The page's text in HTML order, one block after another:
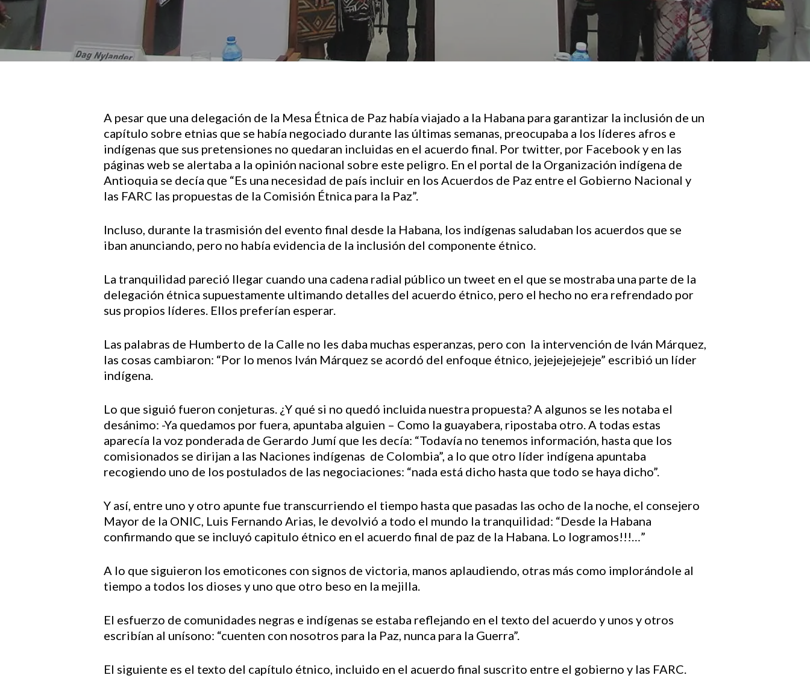
Hit enter to search or ESC to close
A pesar que una delegación de la Mesa Étnica de Paz había viajado a la Habana para garantizar la inclusión de un
capítulo sobre etnias que se había negociado durante las últimas semanas, preocupaba a los líderes afros e
indígenas que sus pretensiones no quedaran incluidas en el acuerdo final. Por twitter, por Facebook y en las
páginas web se alertaba a la opinión nacional sobre este peligro. En el portal de la Organización indígena de
Antioquia se decía que “Es una necesidad de país incluir en los Acuerdos de Paz entre el Gobierno Nacional y
las FARC las propuestas de la Comisión Étnica para la Paz”.
Incluso, durante la trasmisión del evento final desde la Habana, los indígenas saludaban los acuerdos que se
iban anunciando, pero no había evidencia de la inclusión del componente étnico.
La tranquilidad pareció llegar cuando una cadena radial público un tweet en el que se mostraba una parte de la
delegación étnica supuestamente ultimando detalles del acuerdo étnico, pero el hecho no era refrendado por
sus propios líderes. Ellos preferían esperar.
Las palabras de Humberto de la Calle no les daba muchas esperanzas, pero con la intervención de Iván Márquez,
las cosas cambiaron: “Por lo menos Iván Márquez se acordó del enfoque étnico, jejejejejejeje” escribió un líder
indígena.
Lo que siguió fueron conjeturas. ¿Y qué si no quedó incluida nuestra propuesta? A algunos se les notaba el
desánimo: -Ya quedamos por fuera, apuntaba alguien – Como la guayabera, ripostaba otro. A todas estas
aparecía la voz ponderada de Gerardo Jumí que les decía: “Todavía no tenemos información, hasta que los
comisionados se dirijan a las Naciones indígenas de Colombia”, a lo que otro líder indígena apuntaba
recogiendo uno de los postulados de las negociaciones: “nada está dicho hasta que todo se haya dicho”.
Y así, entre uno y otro apunte fue transcurriendo el tiempo hasta que pasadas las ocho de la noche, el consejero
Mayor de la ONIC, Luis Fernando Arias, le devolvió a todo el mundo la tranquilidad: “Desde la Habana
confirmando que se incluyó capitulo étnico en el acuerdo final de paz de la Habana. Lo logramos!!!…”
A lo que siguieron los emoticones con signos de victoria, manos aplaudiendo, otras más como implorándole al
tiempo a todos los dioses y uno que otro beso en la mejilla.
El esfuerzo de comunidades negras e indígenas se estaba reflejando en el texto del acuerdo y unos y otros
escribían al unísono: “cuenten con nosotros para la Paz, nunca para la Guerra”.
El siguiente es el texto del capítulo étnico, incluido en el acuerdo final suscrito entre el gobierno y las FARC.